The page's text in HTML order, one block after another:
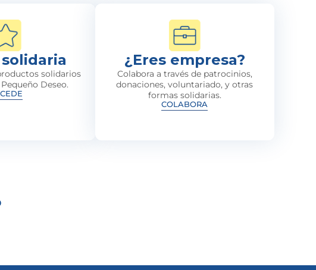
solidarios
Deseo.
¿Eres empresa?
Colabora a través de patrocinios,
donaciones, voluntariado, y otras
formas solidarias.
COLABORA